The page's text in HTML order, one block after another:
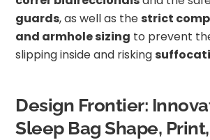
guards, as well as the strict
and armhole sizing to prevent
slipping inside and risking
Design Frontier:
Sleep Bag Shape,